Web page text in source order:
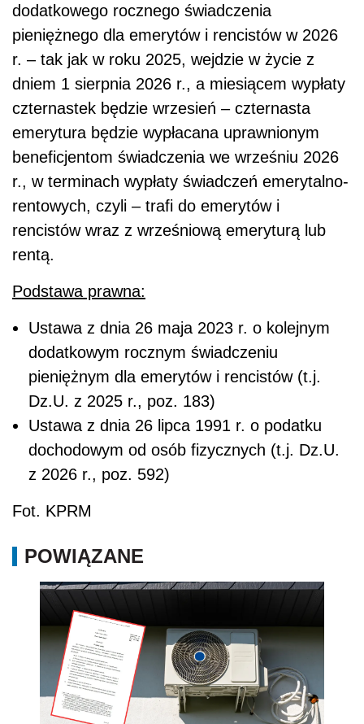
dodatkowego rocznego świadczenia
pieniężnego dla emerytów i rencistów w 2026
r. – tak jak w roku 2025, wejdzie w życie z
dniem 1 sierpnia 2026 r., a miesiącem wypłaty
czternastek będzie wrzesień – czternasta
emerytura będzie wypłacana uprawnionym
beneficjentom świadczenia we wrześniu 2026
r., w terminach wypłaty świadczeń emerytalno-
rentowych, czyli – trafi do emerytów i
rencistów wraz z wrześniową emeryturą lub
rentą.
Podstawa prawna:
Ustawa z dnia 26 maja 2023 r. o kolejnym
dodatkowym rocznym świadczeniu
pieniężnym dla emerytów i rencistów (t.j.
Dz.U. z 2025 r., poz. 183)
Ustawa z dnia 26 lipca 1991 r. o podatku
dochodowym od osób fizycznych (t.j. Dz.U.
z 2026 r., poz. 592)
Fot. KPRM
POWIĄZANE